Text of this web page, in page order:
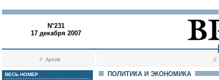
N°231
17 декабря 2007
//Архив //
ВЕСЬ НОМЕР
ПОЛИТИКА И ЭКОНОМИКА